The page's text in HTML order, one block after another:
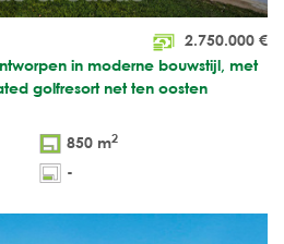
2.750.000 €
in moderne bouwstijl, met
golfresort net ten oosten
850 m2
-